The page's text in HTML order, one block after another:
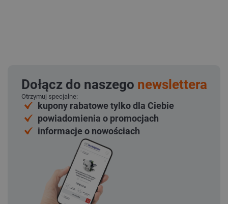
Dołącz do naszego newslettera
Otrzymuj specjalne:
kupony rabatowe tylko dla Ciebie
powiadomienia o promocjach
informacje o nowościach